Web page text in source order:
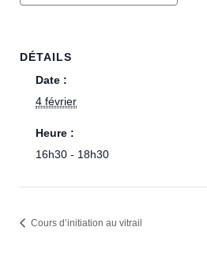
DÉTAILS
Date :
4 février
Heure :
16h30 - 18h30
Cours d’initiation au vitrail